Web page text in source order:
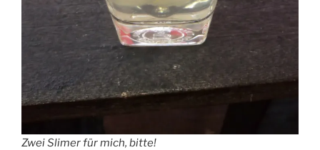
Zwei Slimer für mich, bitte!